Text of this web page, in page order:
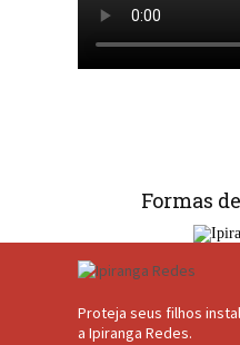
Formas
Proteja seus filhos
a Ipiranga Redes.